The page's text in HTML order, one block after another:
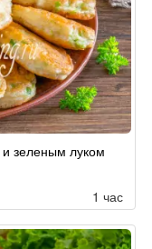
зеленым луком
1 час